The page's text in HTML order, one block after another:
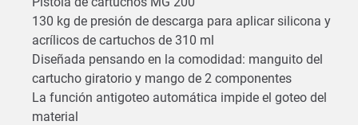
130 kg de presión de descarga para aplicar silicona y
acrílicos de cartuchos de 310 ml
Diseñada pensando en la comodidad: manguito del
cartucho giratorio y mango de 2 componentes
La función antigoteo automática impide el goteo del
material